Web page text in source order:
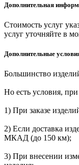
Дополнительная
Стоимость услуг
услуг уточняйте в
Дополнительные
Большинство
Но есть условия,
1) При заказе
2) Если доставка
МКАД (до 150 км);
3) При внесении